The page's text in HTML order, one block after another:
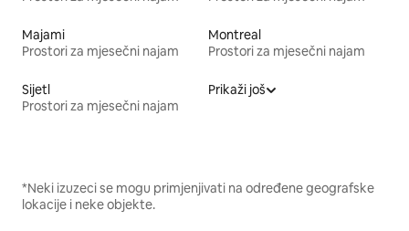
Majami
Prostori za mjesečni najam
Montreal
Prostori za mjesečni najam
Sijetl
Prostori za mjesečni najam
Prikaži još
*Neki izuzeci se mogu primjenjivati na određene geografske
lokacije i neke objekte.